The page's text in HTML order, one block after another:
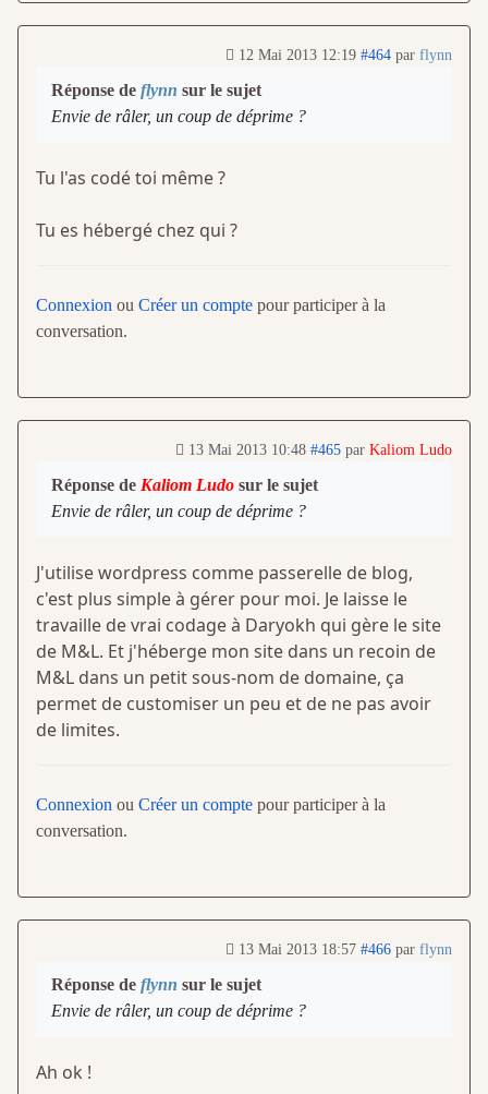
12 Mai 2013 12:19 #464 par flynn
Réponse de flynn sur le sujet
Envie de râler, un coup de déprime ?
Tu l'as codé toi même ?
Tu es hébergé chez qui ?
Connexion ou Créer un compte pour participer à la
conversation.
13 Mai 2013 10:48 #465 par Kaliom Ludo
Réponse de Kaliom Ludo sur le sujet
Envie de râler, un coup de déprime ?
J'utilise wordpress comme passerelle de blog,
c'est plus simple à gérer pour moi. Je laisse le
travaille de vrai codage à Daryokh qui gère le site
de M&L. Et j'héberge mon site dans un recoin de
M&L dans un petit sous-nom de domaine, ça
permet de customiser un peu et de ne pas avoir
de limites.
Connexion ou Créer un compte pour participer à la
conversation.
13 Mai 2013 18:57 #466 par flynn
Réponse de flynn sur le sujet
Envie de râler, un coup de déprime ?
Ah ok !